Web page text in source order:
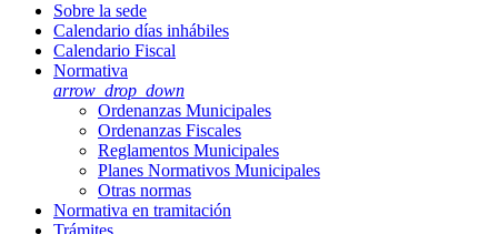
Sobre la sede
Calendario días inhábiles
Calendario Fiscal
Normativa
arrow_drop_down
Ordenanzas Municipales
Ordenanzas Fiscales
Reglamentos Municipales
Planes Normativos Municipales
Otras normas
Normativa en tramitación